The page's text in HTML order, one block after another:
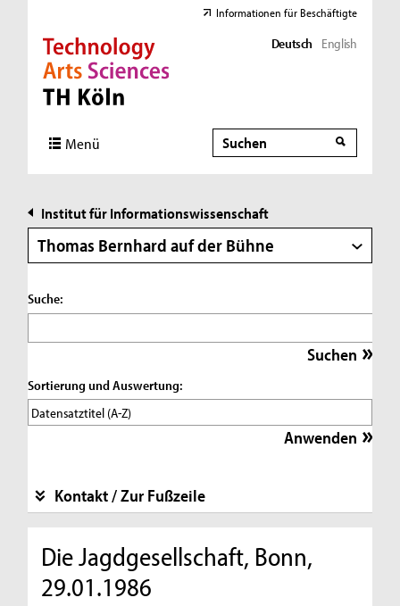
Direkt zur Hauptnavigation
Direkt zur Subnavigation
Direkt zum Inhalt
Direkt zum Fußbereich
Informationen für Beschäftigte
Deutsch English
Menü Suche
Suche
Institut für Informationswissenschaft
Thomas Bernhard auf der Bühne
Suche:
Sortierung und Auswertung:
Kontakt / Zur Fußzeile
Die Jagdgesellschaft, Bonn,
29.01.1986